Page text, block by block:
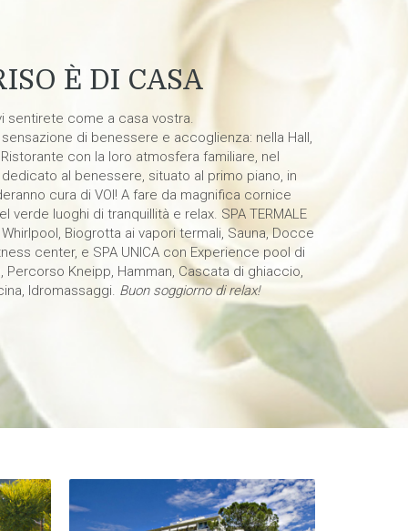
È DI CASA
sentirete come a casa vostra.
di benessere e accoglienza: nella Hall,
con la loro atmosfera familiare, nel
al benessere, situato al primo piano, in
cura di VOI! A fare da magnifica cornice
verde luoghi di tranquillità e relax. SPA TERMALE
Biogrotta ai vapori termali, Sauna, Docce
center, e SPA UNICA con Experience pool di
Kneipp, Hamman, Cascata di ghiaccio,
Idromassaggi. Buon soggiorno di relax!